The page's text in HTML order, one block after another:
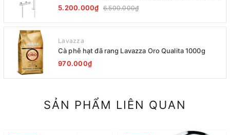
5.200.000₫ 6.500.000₫
Lavazza
Cà phê hạt đã rang Lavazza Oro Qualita 1000g
970.000₫
SẢN PHẨM LIÊN QUAN